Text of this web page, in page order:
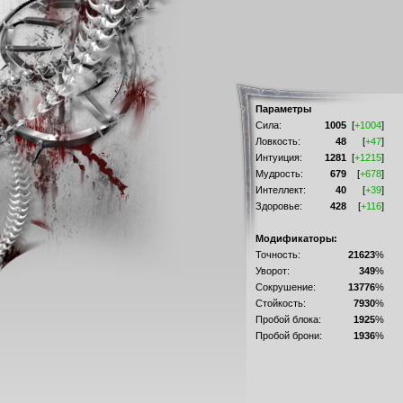
Параметры
Сила:
1005 [+1004]
Ловкость:
48 [+47]
Интуиция:
1281 [+1215]
Мудрость:
679 [+678]
Интеллект:
40 [+39]
Здоровье:
428 [+116]
Модификаторы:
Точность:
21623%
Уворот:
349%
Сокрушение:
13776%
Стойкость:
7930%
Пробой блока:
1925%
Пробой брони:
1936%